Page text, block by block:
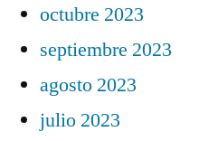
octubre 2023
septiembre 2023
agosto 2023
julio 2023